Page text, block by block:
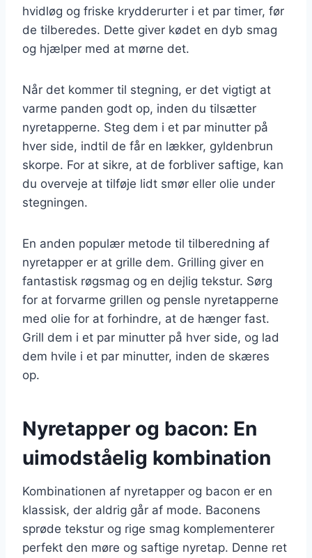
hvidløg og friske krydderurter i et par timer, før
de tilberedes. Dette giver kødet en dyb smag
og hjælper med at mørne det.
Når det kommer til stegning, er det vigtigt at
varme panden godt op, inden du tilsætter
nyretapperne. Steg dem i et par minutter på
hver side, indtil de får en lækker, gyldenbrun
skorpe. For at sikre, at de forbliver saftige, kan
du overveje at tilføje lidt smør eller olie under
stegningen.
En anden populær metode til tilberedning af
nyretapper er at grille dem. Grilling giver en
fantastisk røgsmag og en dejlig tekstur. Sørg
for at forvarme grillen og pensle nyretapperne
med olie for at forhindre, at de hænger fast.
Grill dem i et par minutter på hver side, og lad
dem hvile i et par minutter, inden de skæres
op.
Nyretapper og bacon: En
uimodståelig kombination
Kombinationen af nyretapper og bacon er en
klassisk, der aldrig går af mode. Baconens
sprøde tekstur og rige smag komplementerer
perfekt den møre og saftige nyretap. Denne ret